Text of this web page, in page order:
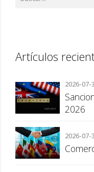
Artículos
2026-07-
2026
2026-07-